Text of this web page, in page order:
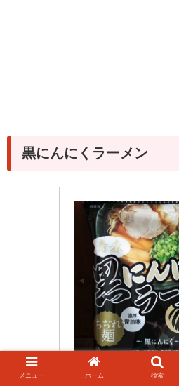
黒にんにくラーメン
青森　濃厚　醤油味
メニュー ホーム 検索